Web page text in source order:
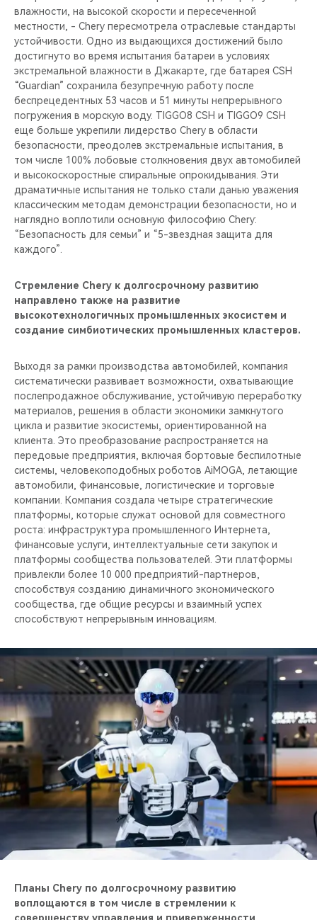
влажности, на высокой скорости и пересеченной
местности, - Chery пересмотрела отраслевые стандарты
устойчивости. Одно из выдающихся достижений было
достигнуто во время испытания батареи в условиях
экстремальной влажности в Джакарте, где батарея CSH
“Guardian” сохранила безупречную работу после
беспрецедентных 53 часов и 51 минуты непрерывного
погружения в морскую воду. TIGGO8 CSH и TIGGO9 CSH
еще больше укрепили лидерство Chery в области
безопасности, преодолев экстремальные испытания, в
том числе 100% лобовые столкновения двух автомобилей
и высокоскоростные спиральные опрокидывания. Эти
драматичные испытания не только стали данью уважения
классическим методам демонстрации безопасности, но и
наглядно воплотили основную философию Chery:
“Безопасность для семьи” и “5-звездная защита для
каждого”.
Стремление Chery к долгосрочному развитию
направлено также на развитие
высокотехнологичных промышленных экосистем и
создание симбиотических промышленных кластеров.
Выходя за рамки производства автомобилей, компания
систематически развивает возможности, охватывающие
послепродажное обслуживание, устойчивую переработку
материалов, решения в области экономики замкнутого
цикла и развитие экосистемы, ориентированной на
клиента. Это преобразование распространяется на
передовые предприятия, включая бортовые беспилотные
системы, человекоподобных роботов AiMOGA, летающие
автомобили, финансовые, логистические и торговые
компании. Компания создала четыре стратегические
платформы, которые служат основой для совместного
роста: инфраструктура промышленного Интернета,
финансовые услуги, интеллектуальные сети закупок и
платформы сообщества пользователей. Эти платформы
привлекли более 10 000 предприятий-партнеров,
способствуя созданию динамичного экономического
сообщества, где общие ресурсы и взаимный успех
способствуют непрерывным инновациям.
Планы Chery по долгосрочному развитию
воплощаются в том числе в стремлении к